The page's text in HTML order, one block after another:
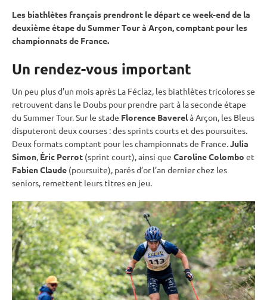
Les biathlètes français prendront le départ ce week-end de la
deuxième étape du Summer Tour à Arçon, comptant pour les
championnats de France.
Un rendez-vous important
Un peu plus d’un mois après La Féclaz, les biathlètes tricolores se
retrouvent dans le Doubs pour prendre part à la seconde étape
du Summer Tour. Sur le stade Florence Baverelà Arçon, les Bleus
disputeront deux courses : des sprints courts et des poursuites.
Deux formats comptant pour les championnats de France.Julia
Simon, Éric Perrot (sprint court), ainsi que Caroline Colombo et
Fabien Claude (poursuite), parés d’or l’an dernier chez les
seniors, remettent leurs titres en jeu.